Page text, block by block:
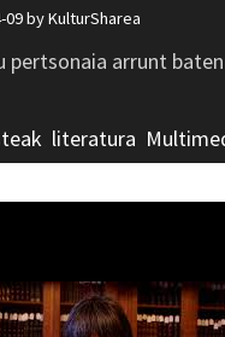
09 byKulturSharea
pertsonaia arrunt
literatura